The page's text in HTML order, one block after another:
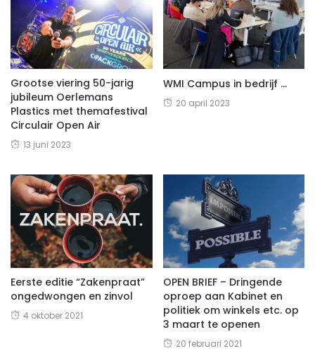
Grootse viering 50-jarig
jubileum Oerlemans
Plastics met themafestival
Circulair Open Air
13 juni 2023
WMI Campus in bedrijf …
20 april 2023
Eerste editie “Zakenpraat”
ongedwongen en zinvol
4 oktober 2021
OPEN BRIEF – Dringende
oproep aan Kabinet en
politiek om winkels etc. op
3 maart te openen
20 februari 2021